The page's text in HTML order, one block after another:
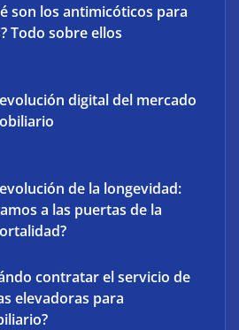
Solutions’ avanza hacia
y una menor complejidad con
soluciones inteligentes
son los antimicóticos para
Todo sobre ellos
digital del mercado
de la longevidad:
a las puertas de la
contratar el servicio de
elevadoras para